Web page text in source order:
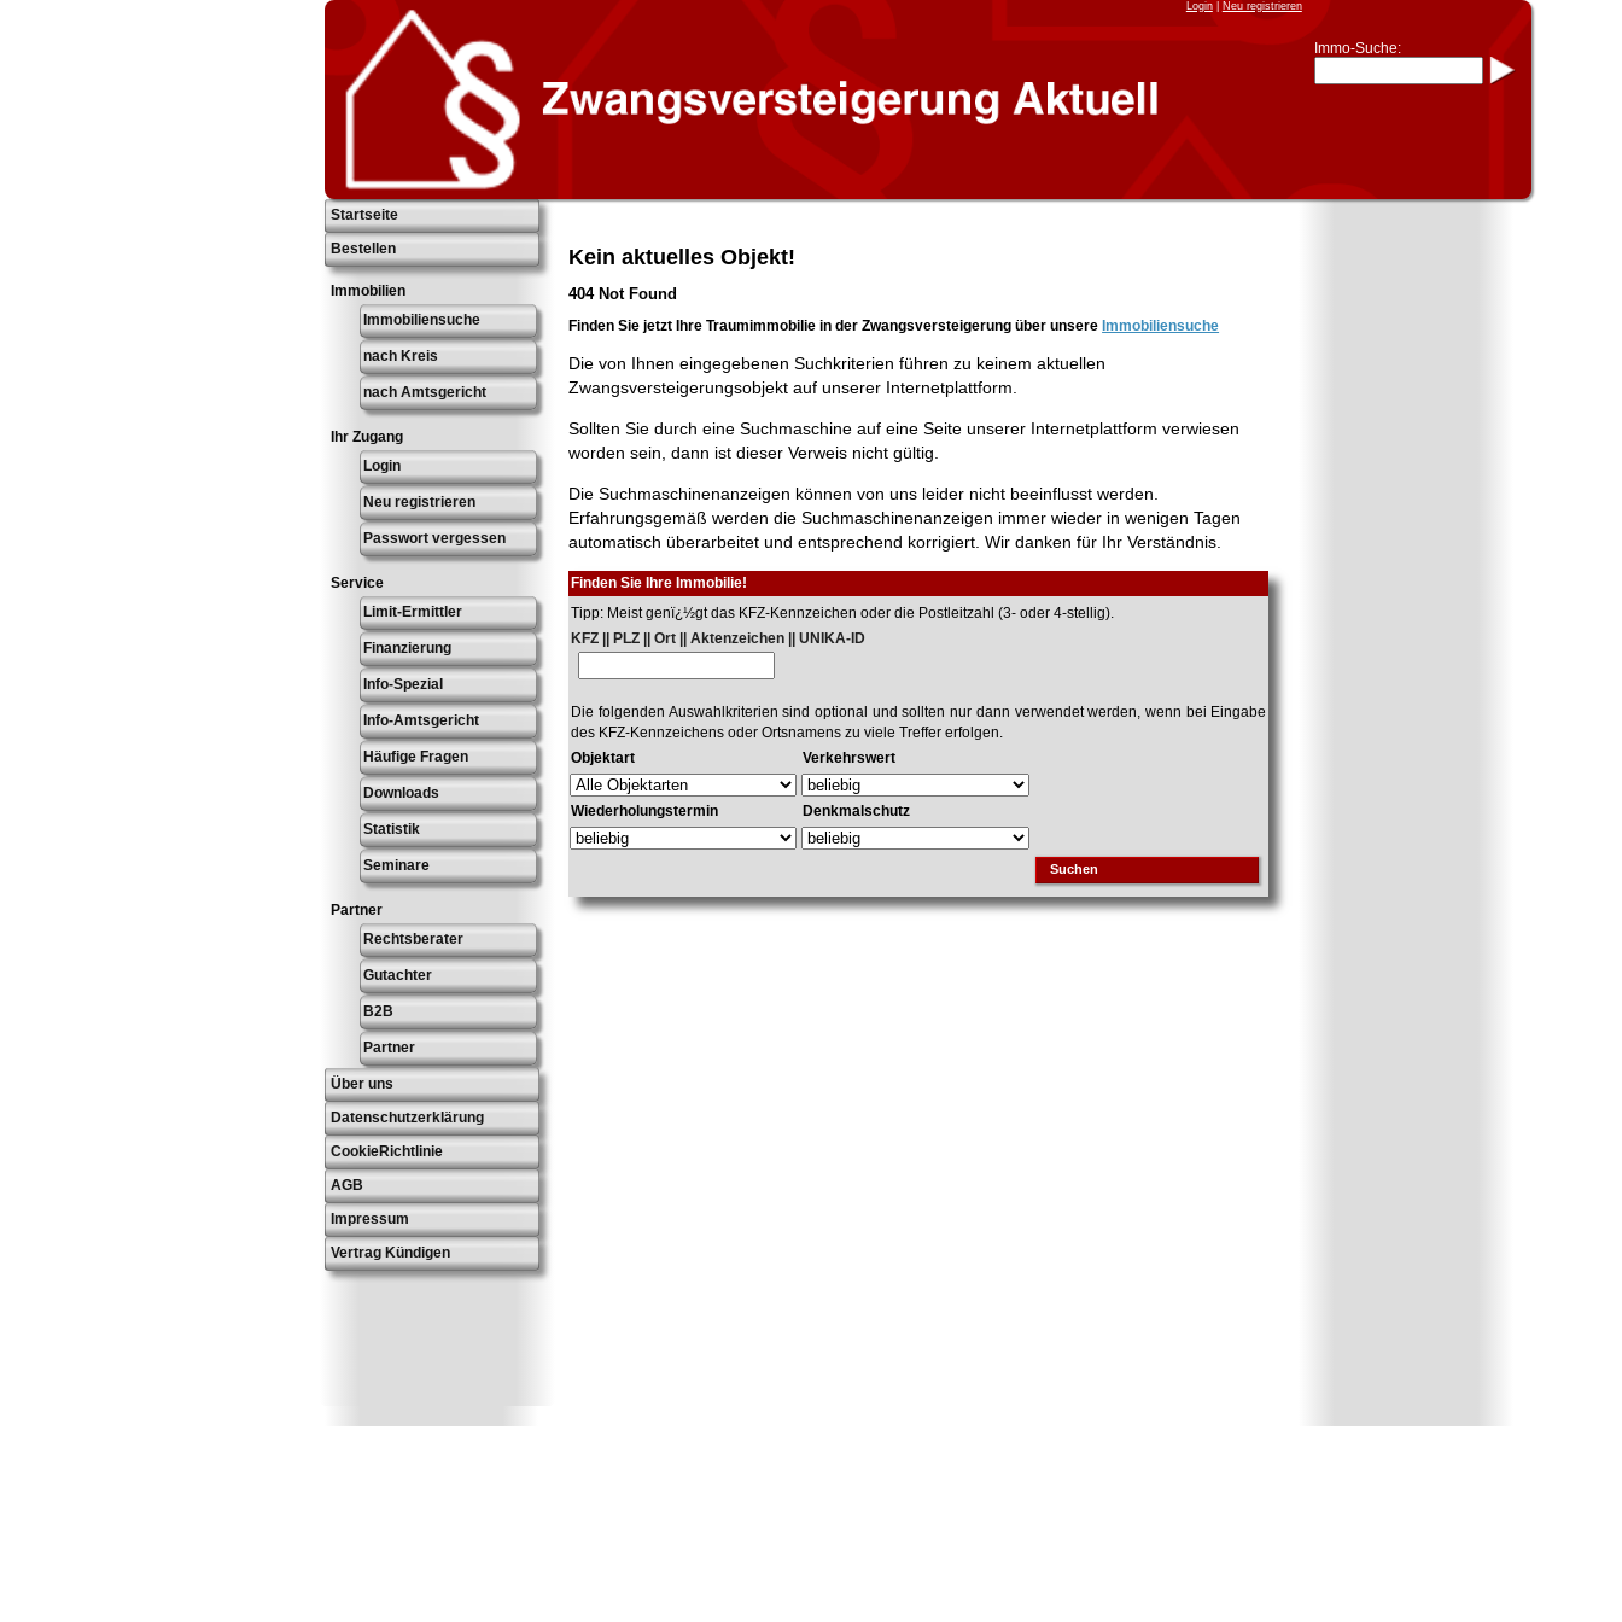
Login| Neu registrieren
Immo-Suche:
Startseite
Bestellen
Immobilien
Immobiliensuche
nach Kreis
nach Amtsgericht
Ihr Zugang
Login
Neu registrieren
Passwort vergessen
Service
Limit-Ermittler
Finanzierung
Info-Spezial
Info-Amtsgericht
Häufige Fragen
Downloads
Statistik
Seminare
Partner
Rechtsberater
Gutachter
B2B
Partner
Über uns
Datenschutzerklärung
CookieRichtlinie
AGB
Impressum
Vertrag Kündigen
Kein aktuelles Objekt!
404 Not Found
Finden Sie jetzt Ihre Traumimmobilie in der Zwangsversteigerung über unsereImmobiliensuche
Die von Ihnen eingegebenen Suchkriterien führen zu keinem aktuellen
Zwangsversteigerungsobjekt auf unserer Internetplattform.
Sollten Sie durch eine Suchmaschine auf eine Seite unserer Internetplattform verwiesen
worden sein, dann ist dieser Verweis nicht gültig.
Die Suchmaschinenanzeigen können von uns leider nicht beeinflusst werden.
Erfahrungsgemäß werden die Suchmaschinenanzeigen immer wieder in wenigen Tagen
automatisch überarbeitet und entsprechend korrigiert. Wir danken für Ihr Verständnis.
Finden Sie Ihre Immobilie!
Tipp: Meist genï¿½gt das KFZ-Kennzeichen oder die Postleitzahl (3- oder 4-stellig).
KFZ || PLZ || Ort || Aktenzeichen || UNIKA-ID
Die folgenden Auswahlkriterien sind optional und sollten nur dann verwendet werden, wenn bei Eingabe
des KFZ-Kennzeichens oder Ortsnamens zu viele Treffer erfolgen.
Objektart
Verkehrswert
Wiederholungstermin Denkmalschutz
Suchen